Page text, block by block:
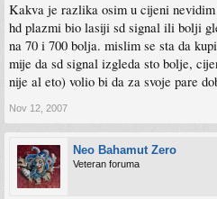
Kakva je razlika osim u cijeni
hd plazmi bio lasiji sd signal ili bolji
na 70 i 700 bolja. mislim se sta da
mije da sd signal izgleda sto bolje,
nije al eto) volio bi da za svoje pare
Nov 12, 2007
Neo Bahamut Zero
Veteran foruma